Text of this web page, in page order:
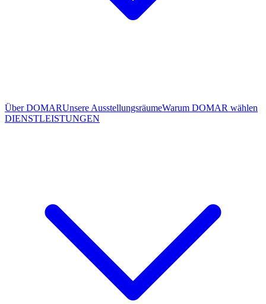
Über DOMARUnsere AusstellungsräumeWarum DOMAR wählen
DIENSTLEISTUNGEN